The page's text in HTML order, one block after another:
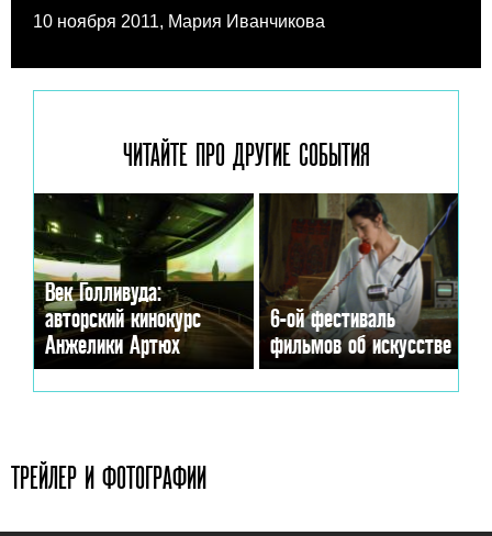
10 ноября 2011, Мария Иванчикова
ЧИТАЙТЕ ПРО ДРУГИЕ СОБЫТИЯ
Век Голливуда:
авторский кинокурс
Анжелики Артюх
6-ой фестиваль
фильмов об искусстве
ТРЕЙЛЕР И ФОТОГРАФИИ